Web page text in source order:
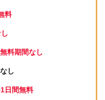
料
無料期間なし
し
日間無料